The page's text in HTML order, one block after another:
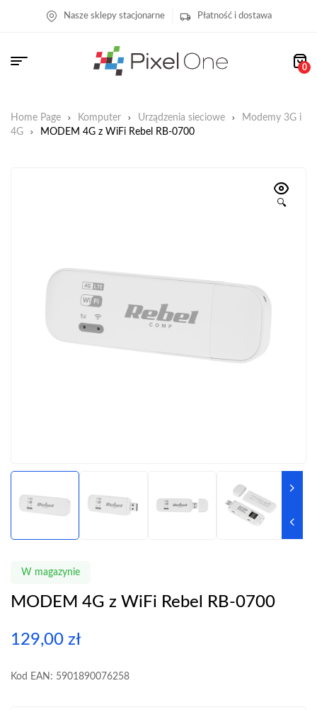
Nasze sklepy stacjonarne Płatność i dostawa
0
Home Page Komputer Urządzenia sieciowe
Modemy 3G i
4G
MODEM 4G z WiFi Rebel RB-0700
🔍
W magazynie
MODEM 4G z WiFi Rebel RB-0700
129,00 zł
Kod EAN: 5901890076258